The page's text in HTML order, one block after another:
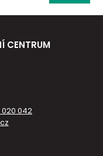
CENTRUM
020 042